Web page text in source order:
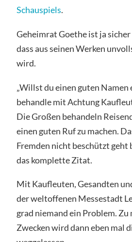
Schauspiels.
Geheimrat Goethe ist ja
dass aus seinen Werken
wird.
„Willst du einen guten Namen
behandle mit Achtung
Die Großen behandeln
einen guten Ruf zu machen.
Fremden nicht beschützt geht
das komplette Zitat.
Mit Kaufleuten, Gesandten
der weltoffenen Messestadt
grad niemand ein Problem.
Zwecken wird dann eben mal